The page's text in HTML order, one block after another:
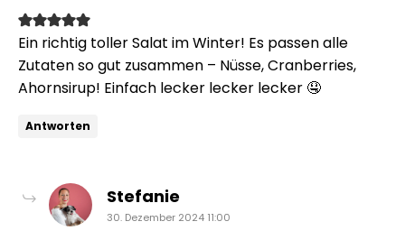
Ein richtig toller Salat im Winter! Es passen alle
Zutaten so gut zusammen – Nüsse, Cranberries,
Ahornsirup! Einfach lecker lecker lecker 🤤
Antworten
Stefanie
30. Dezember 2024 11:00